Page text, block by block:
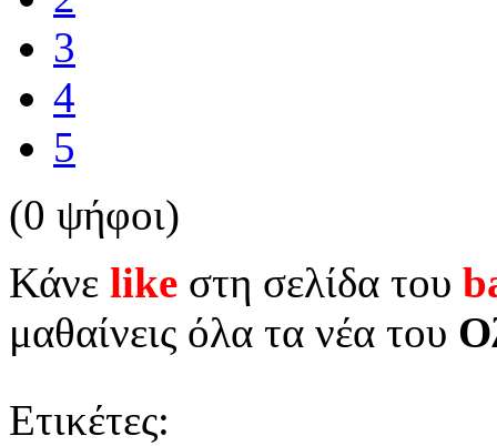
3
4
5
(0 ψήφοι)
Κάνε like στη σελίδα του
μαθαίνεις όλα τα νέα του
Ετικέτες: